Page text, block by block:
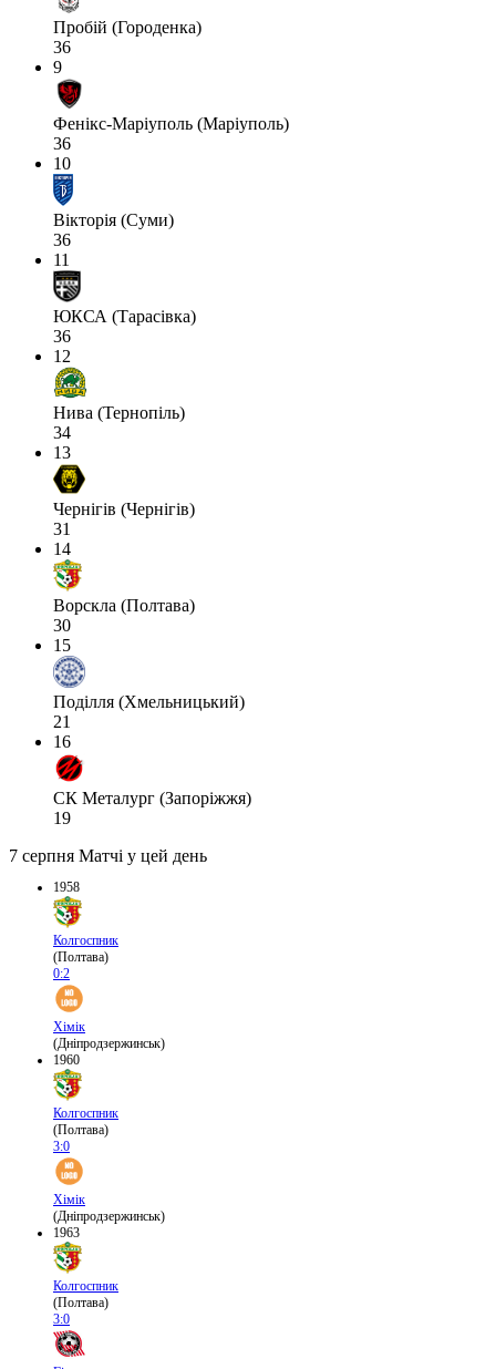
Пробій (Городенка)
36
9
Фенікс-Маріуполь (Маріуполь)
36
10
Вікторія (Суми)
36
11
ЮКСА (Тарасівка)
36
12
Нива (Тернопіль)
34
13
Чернігів (Чернігів)
31
14
Ворскла (Полтава)
30
15
Поділля (Хмельницький)
21
16
СК Металург (Запоріжжя)
19
7 серпня Матчі у цей день
1958
Колгоспник
(Полтава)
0:2
Хімік
(Дніпродзержинськ)
1960
Колгоспник
(Полтава)
3:0
Хімік
(Дніпродзержинськ)
1963
Колгоспник
(Полтава)
3:0